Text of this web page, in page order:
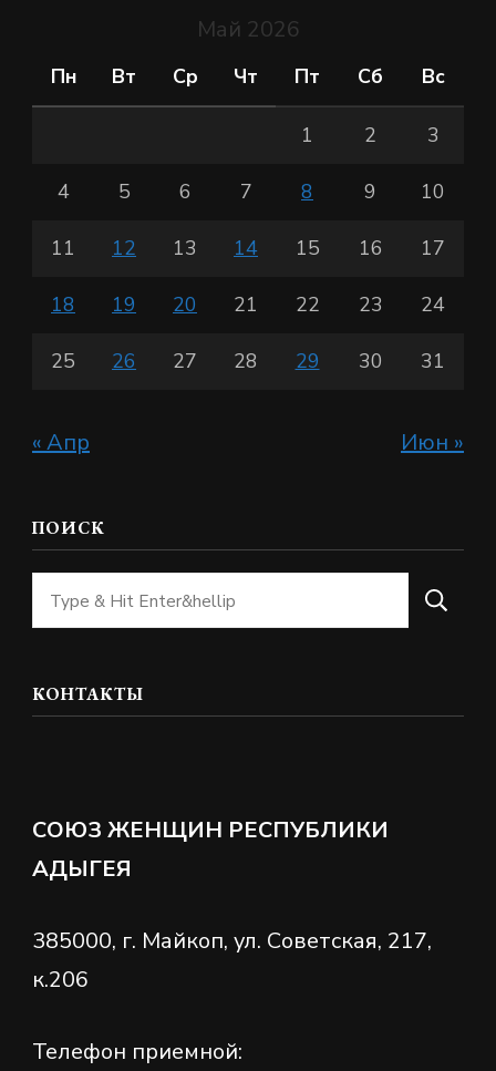
Май 2026
Пн Вт Ср Чт Пт Сб Вс
1 2 3
4 5 6 7 8 9 10
11 12 13 14 15 16 17
18 19 20 21 22 23 24
25 26 27 28 29 30 31
« Апр Июн »
ПОИСК
Ищите
что-
КОНТАКТЫ
СОЮЗ ЖЕНЩИН РЕСПУБЛИКИ
АДЫГЕЯ
385000, г. Майкоп, ул. Советская, 217,
к.206
Телефон приемной: